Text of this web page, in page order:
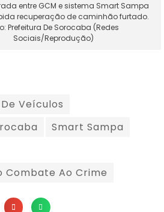
entre GCM e sistema Smart Sampa
recuperação de caminhão furtado.
Prefeitura De Sorocaba (Redes
Sociais/Reprodução)
Veículos
Smart Sampa
Combate Ao Crime